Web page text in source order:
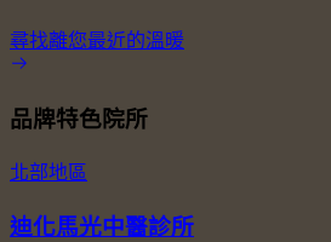
尋找離您最近的溫暖
品牌特色院所
北部地區
迪化馬光中醫診所